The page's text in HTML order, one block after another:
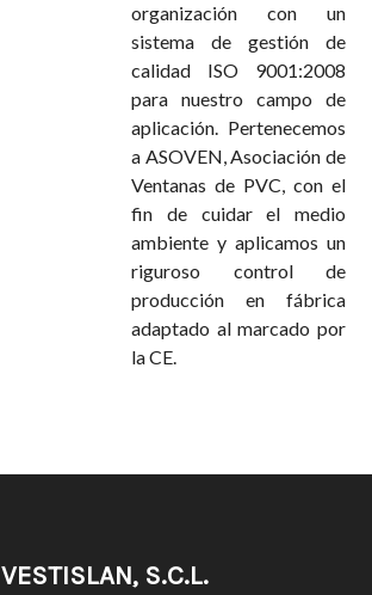
organización con un
sistema de gestión de
calidad ISO 9001:2008
para nuestro campo de
aplicación. Pertenecemos
a ASOVEN, Asociación de
Ventanas de PVC, con el
fin de cuidar el medio
ambiente y aplicamos un
riguroso control de
producción en fábrica
adaptado al marcado por
la CE.
VESTISLAN, S.C.L.